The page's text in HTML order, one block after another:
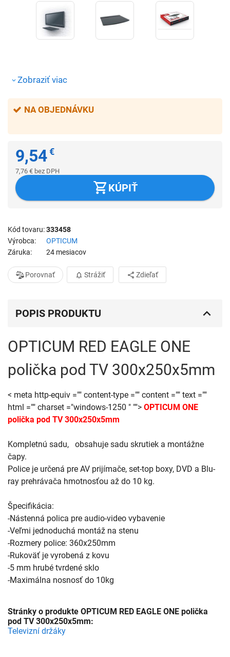
Zobraziť viac
NA OBJEDNÁVKU
9,54€
7,76 € bez DPH
KÚPIŤ
Kód tovaru 333458
Výrobca
OPTICUM
Záruka
24 mesiacov
Porovnať Strážiť Zdieľať
POPIS PRODUKTU
OPTICUM RED EAGLE ONE
polička pod TV 300x250x5mm
< meta http-equiv ="" content-type ="" content ="" text =""
html ="" charset ="windows-1250 " ""> OPTICUM ONE
polička pod TV 300x250x5mm
Kompletnú sadu, obsahuje sadu skrutiek a montážne
čapy.
Police je určená pre AV prijímače, set-top boxy, DVD a Blu-
ray prehrávača hmotnosťou až do 10 kg.
Špecifikácia:
-Nástenná polica pre audio-video vybavenie
-Veľmi jednoduchá montáž na stenu
-Rozmery police: 360x250mm
-Rukoväť je vyrobená z kovu
-5 mm hrubé tvrdené sklo
-Maximálna nosnosť do 10kg
Stránky o produkte OPTICUM RED EAGLE ONE polička
pod TV 300x250x5mm:
Televizní držáky